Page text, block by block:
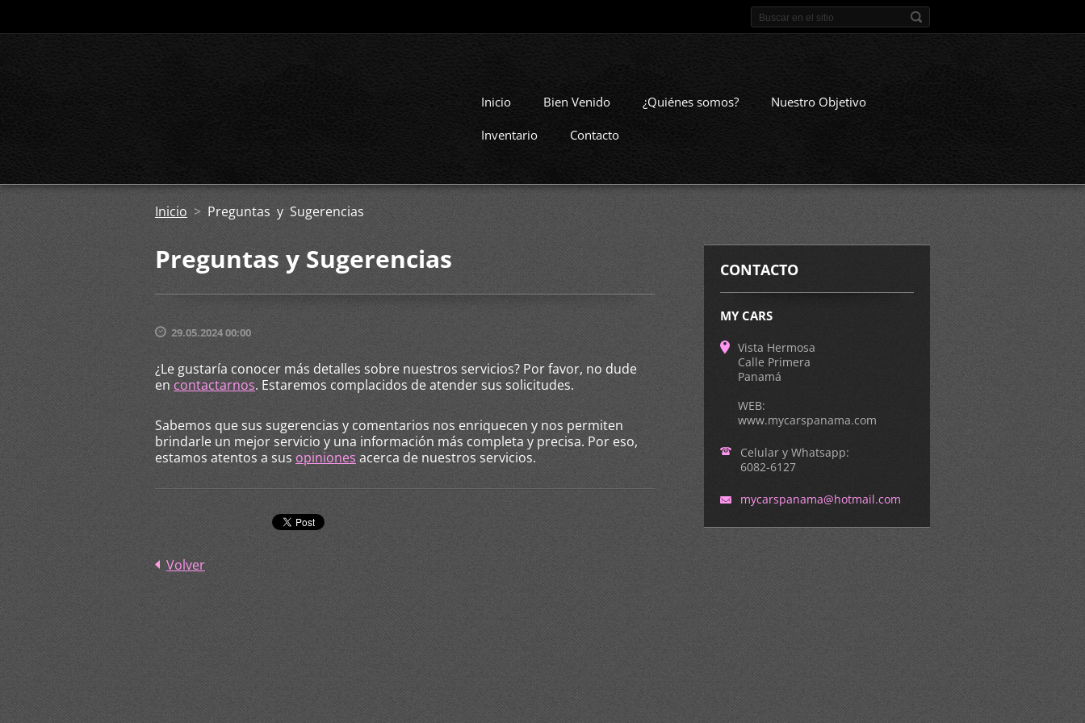
Inicio Bien Venido ¿Quiénes somos? Nuestro Objetivo
Inventario Contacto
Inicio > Preguntas y Sugerencias
Preguntas y Sugerencias
29.05.2024 00:00
¿Le gustaría conocer más detalles sobre nuestros servicios? Por favor, no dude
en contactarnos. Estaremos complacidos de atender sus solicitudes.
Sabemos que sus sugerencias y comentarios nos enriquecen y nos permiten
brindarle un mejor servicio y una información más completa y precisa. Por eso,
estamos atentos a sus opiniones acerca de nuestros servicios.
Volver
CONTACTO
MY CARS
Vista Hermosa
Calle Primera
Panamá
WEB:
www.mycarspanama.com
Celular y Whatsapp:
6082-6127
mycarspanama@hotmail.com